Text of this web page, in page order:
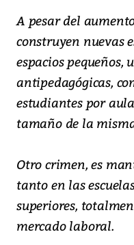
A pesar del
construyen nuevas
espacios pequeños,
antipedagógicas,
estudiantes por
tamaño de la
Otro crimen, es
tanto en las
superiores,
mercado laboral.